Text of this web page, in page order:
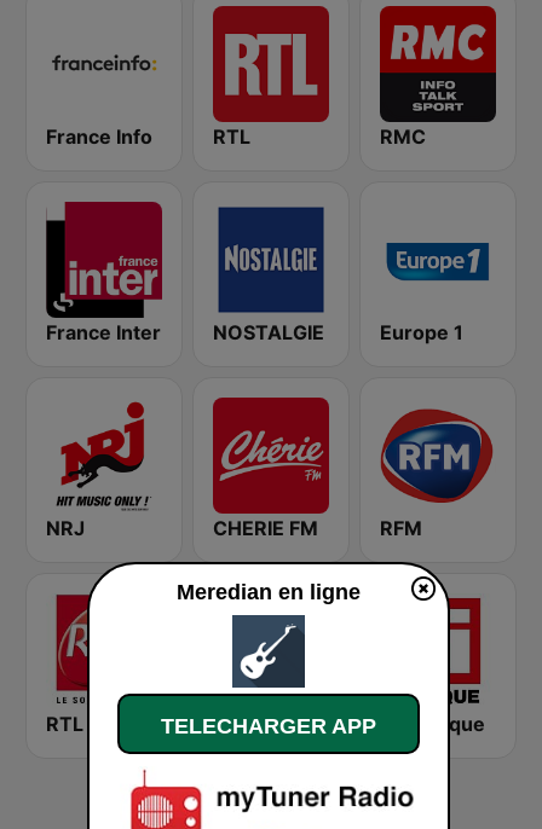
France Info RTL RMC
France Inter NOSTALGIE Europe 1
NRJ CHERIE FM RFM
RTL 2 Montecarlo al doualiya (مونت كارلو الدولية) RFI Afrique
Meredian en ligne
TELECHARGER APP